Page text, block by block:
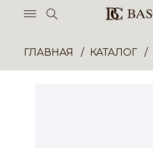
ГЛАВНАЯ КАТАЛОГ